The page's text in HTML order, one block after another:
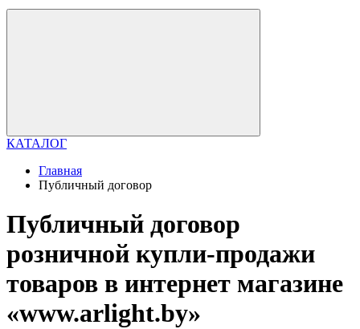
КАТАЛОГ
Главная
Публичный договор
Публичный договор
розничной купли-продажи
товаров в интернет магазине
«www.arlight.by»